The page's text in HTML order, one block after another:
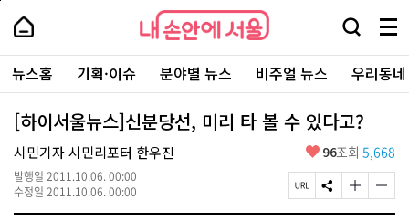
본
로
가
내
손
안
에
서
울
-
서
울
시
대
표
소
내
손
에
울
검
창
열
기
메
뉴
전
체
보
주
요
서
뉴스홈 기획·이슈 분야별 뉴스 비주얼 뉴스 우리동
[하이서울뉴스]신분당선, 미리 타 볼 수 있다고?
시민기자 시민리포터 한우진
발행일 2011.10.06. 00:00
수정일 2011.10.06. 00:00
좋
요
96조회 5,668
페
이
S
N
글
자
글
자
페
상
단
로